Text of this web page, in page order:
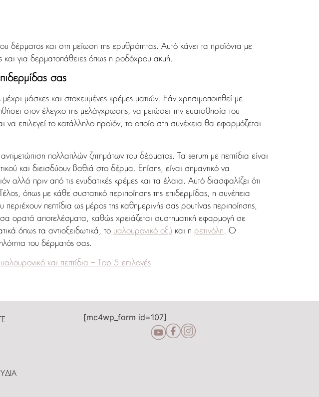
δέρματος και στη μείωση της ερυθρότητας. Αυτό κάνει τα προϊόντα με
και για δερματοπάθειες όπως η ροδόχρου ακμή.
σας
μάσκες και στοχευμένες κρέμες ματιών. Εάν χρησιμοποιηθεί με
στον έλεγχο της μελάγχρωσης, να μειώσει την ευαισθησία του
να επιλεγεί το κατάλληλο προϊόν, το οποίο στη συνέχεια θα εφαρμόζεται
πολλαπλών ζητημάτων του δέρματος. Τα serum με πεπτίδια είναι
και διεισδύουν βαθιά στο δέρμα. Επίσης, είναι σημαντικό να
αλλά πριν από τις ενυδατικές κρέμες και τα έλαια. Αυτό διασφαλίζει ότι
όπως με κάθε συστατικό περιποίησης της επιδερμίδας, η συνέπεια
περιέχουν πεπτίδια ως μέρος της καθημερινής σας ρουτίνας περιποίησης,
ορατά αποτελέσματα, καθώς χρειάζεται συστηματική εφαρμογή σε
όπως τα αντιοξειδωτικά, το υαλουρονικό οξύ και η ρετινόλη. Ο
του δέρματός σας.
και πεπτίδια – Top 5 επιλογές
[mc4wp_form id=107]